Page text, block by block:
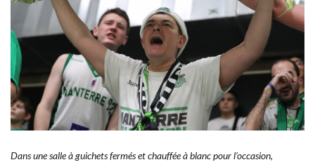
Dans une salle à guichets fermés et chauffée à blanc pour l’occasion,